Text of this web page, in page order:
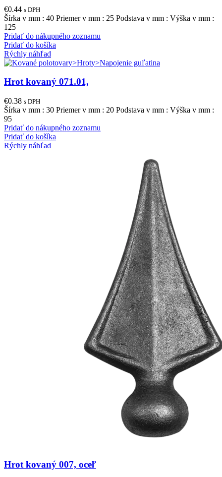
€0.44 s DPH
Šírka v mm : 40 Priemer v mm : 25 Podstava v mm : Výška v mm :
125
Pridať do nákupného zoznamu
Pridať do košíka
Rýchly náhľad
Hrot kovaný 071.01,
€0.38 s DPH
Šírka v mm : 30 Priemer v mm : 20 Podstava v mm : Výška v mm :
95
Pridať do nákupného zoznamu
Pridať do košíka
Rýchly náhľad
Hrot kovaný 007, oceľ